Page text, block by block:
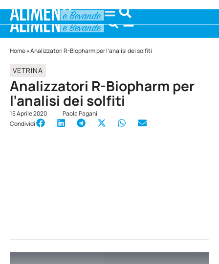
Home»Analizzatori R-Biopharm per l’analisi dei solfiti
VETRINA
Analizzatori R-Biopharm per
l’analisi dei solfiti
15 Aprile 2020
Paola Pagani
Condividi